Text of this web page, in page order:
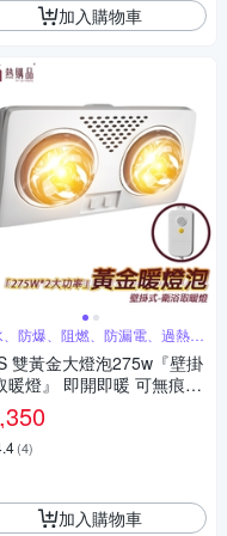
加入購物車
防爆、阻燃、防漏電、過熱保
雙黃金大燈泡275w『壁掛
暖燈』 即開即暖 可無痕安
保暖燈 取暖燈 浴室保暖 室
暖 暖冬 禦寒
(4)
加入購物車